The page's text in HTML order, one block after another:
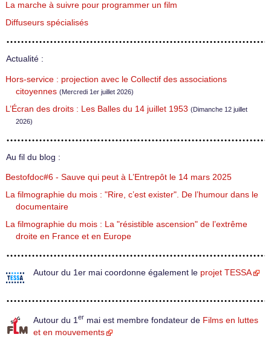
La marche à suivre pour programmer un film
Diffuseurs spécialisés
Actualité :
Hors-service : projection avec le Collectif des associations
citoyennes (Mercredi 1er juillet 2026)
L’Écran des droits : Les Balles du 14 juillet 1953 (Dimanche 12 juillet
2026)
Au fil du blog :
Bestofdoc#6 - Sauve qui peut à L’Entrepôt le 14 mars 2025
La filmographie du mois : "Rire, c’est exister". De l’humour dans le
documentaire
La filmographie du mois : La "résistible ascension" de l’extrême
droite en France et en Europe
Autour du 1er mai coordonne également le projet TESSA
Autour du 1 er mai est membre fondateur de Films en luttes
et en mouvements